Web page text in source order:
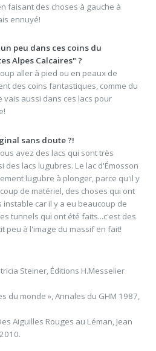
faisant des choses à gauche à
ennuyé!
peu dans ces coins du
Alpes Calcaires" ?
aller à pied ou en peaux de
des coins fantastiques, comme du
vais aussi dans ces lacs pour
sans doute ?!
avez des lacs qui sont très
des lacs lugubres. Le lac d'Émosson
lugubre à plonger, parce qu'il y
de matériel, des choses qui ont
car il y a eu beaucoup de
tunnels qui ont été faits...c'est des
peu à l'image du massif en fait!
Steiner, Éditions H.Messelier
du monde », Annales du GHM 1987,
Aiguilles Rouges au Léman, Jean